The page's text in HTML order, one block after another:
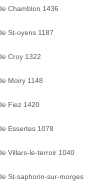
Chamblon 1436
St-oyens 1187
Croy 1322
Moiry 1148
Fiez 1420
Essertes 1078
Villars-le-terroir 1040
St-saphorin-sur-morges